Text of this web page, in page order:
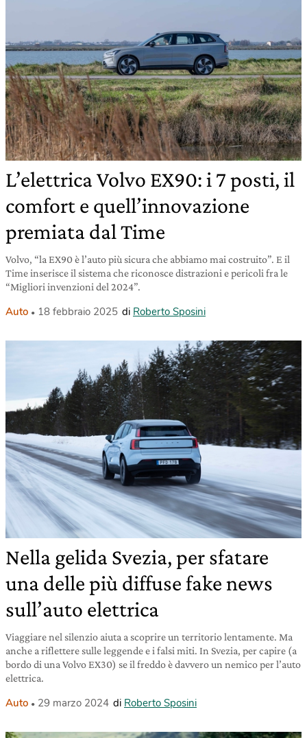
L’elettrica Volvo EX90: i 7 posti, il
comfort e quell’innovazione
premiata dal Time
Volvo, “la EX90 è l’auto più sicura che abbiamo mai costruito”. E il
Time inserisce il sistema che riconosce distrazioni e pericoli fra le
“Migliori invenzioni del 2024”.
Auto 18 febbraio 2025 di Roberto Sposini
Nella gelida Svezia, per sfatare
una delle più diffuse fake news
sull’auto elettrica
Viaggiare nel silenzio aiuta a scoprire un territorio lentamente. Ma
anche a riflettere sulle leggende e i falsi miti. In Svezia, per capire (a
bordo di una Volvo EX30) se il freddo è davvero un nemico per l’auto
elettrica.
Auto 29 marzo 2024 di Roberto Sposini